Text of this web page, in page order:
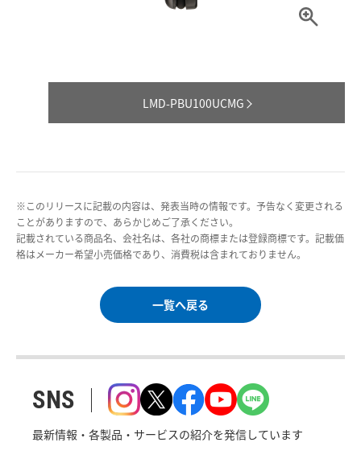
LMD-PBU100UCMG
※このリリースに記載の内容は、発表当時の情報です。予告なく変更される
ことがありますので、あらかじめご了承ください。
記載されている商品名、会社名は、各社の商標または登録商標です。記載価
格はメーカー希望小売価格であり、消費税は含まれておりません。
一覧へ戻る
SNS
最新情報・各製品・サービスの紹介を発信しています